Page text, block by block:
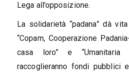
Lega all’opposizione.
La solidarietà “padana” dà
“Copam, Cooperazione
casa loro” e “Umanitaria
raccoglieranno fondi pubblici